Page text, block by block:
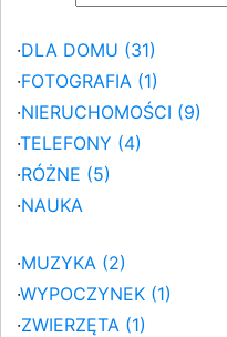
·DLA DOMU (31)
·FOTOGRAFIA (1)
·NIERUCHOMOŚCI (9)
·TELEFONY (4)
·RÓŻNE (5)
·NAUKA
·MUZYKA (2)
·WYPOCZYNEK (1)
·ZWIERZĘTA (1)